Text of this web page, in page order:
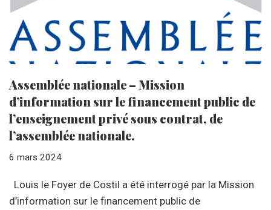
Assemblée nationale – Mission
d’information sur le financement public de
l’enseignement privé sous contrat, de
l’assemblée nationale.
6 mars 2024
Louis le Foyer de Costil a été interrogé par la Mission
d’information sur le financement public de